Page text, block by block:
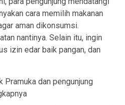
cara memilih makanan
aman dikonsumsi.
nantinya. Selain itu, ingin
izin edar baik pangan, dan
Pramuka dan pengunjung